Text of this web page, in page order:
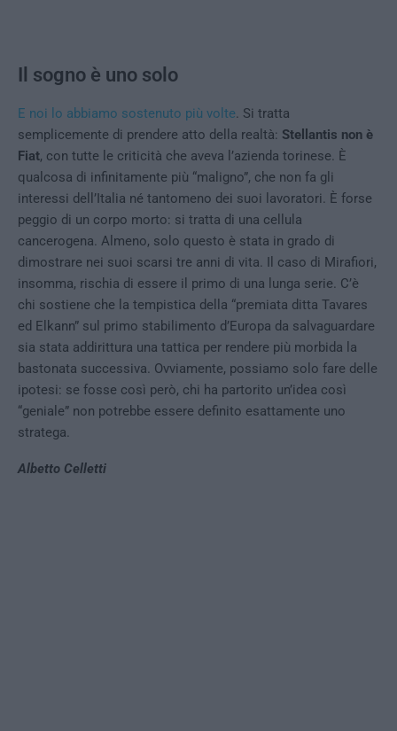
Il sogno è uno solo
E noi lo abbiamo sostenuto più volte. Si tratta
semplicemente di prendere atto della realtà: Stellantis non è
Fiat, con tutte le criticità che aveva l’azienda torinese. È
qualcosa di infinitamente più “maligno”, che non fa gli
interessi dell’Italia né tantomeno dei suoi lavoratori. È forse
peggio di un corpo morto: si tratta di una cellula
cancerogena. Almeno, solo questo è stata in grado di
dimostrare nei suoi scarsi tre anni di vita. Il caso di Mirafiori,
insomma, rischia di essere il primo di una lunga serie. C’è
chi sostiene che la tempistica della “premiata ditta Tavares
ed Elkann” sul primo stabilimento d’Europa da salvaguardare
sia stata addirittura una tattica per rendere più morbida la
bastonata successiva. Ovviamente, possiamo solo fare delle
ipotesi: se fosse così però, chi ha partorito un’idea così
“geniale” non potrebbe essere definito esattamente uno
stratega.
Albetto Celletti